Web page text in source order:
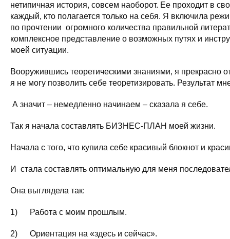
нетипичная история, совсем наоборот. Ее проходит в
каждый, кто полагается только на себя. Я включила
по прочтении огромного количества правильной
комплексное представление о возможных путях и
моей ситуации.
Вооружившись теоретическими знаниями, я прекрасно
я не могу позволить себе теоретизировать. Результат
А значит – немедленно начинаем – сказала я себе.
Так я начала составлять БИЗНЕС-ПЛАН моей жизни.
Начала с того, что купила себе красивый блокнот и
И стала составлять оптимальную для меня
Она выглядела так:
1) Работа с моим прошлым.
2) Ориентация на «здесь и сейчас».